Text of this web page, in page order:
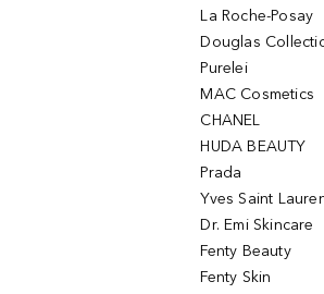
La Roche-Posay
Douglas
Purelei
MAC Cosmetics
CHANEL
HUDA BEAUTY
Prada
Yves Saint
Dr. Emi Skincare
Fenty Beauty
Fenty Skin